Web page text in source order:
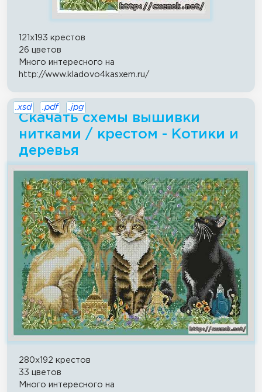
121x193 крестов
26 цветов
Много интересного на
http://www.kladovo4kasxem.ru/
Скачать схемы вышивки
нитками / крестом - Котики и
деревья
.xsd .pdf .jpg
280x192 крестов
33 цветов
Много интересного на